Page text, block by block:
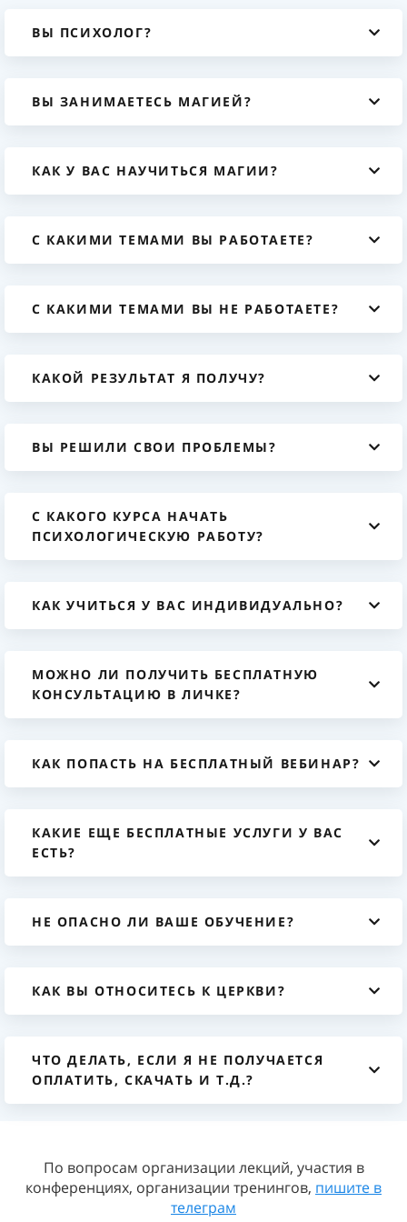
ВЫ ПСИХОЛОГ?
ВЫ ЗАНИМАЕТЕСЬ МАГИЕЙ?
КАК У ВАС НАУЧИТЬСЯ МАГИИ?
С КАКИМИ ТЕМАМИ ВЫ РАБОТАЕТЕ?
С КАКИМИ ТЕМАМИ ВЫ НЕ РАБОТАЕТЕ?
КАКОЙ РЕЗУЛЬТАТ Я ПОЛУЧУ?
ВЫ РЕШИЛИ СВОИ ПРОБЛЕМЫ?
С КАКОГО КУРСА НАЧАТЬ
ПСИХОЛОГИЧЕСКУЮ РАБОТУ?
КАК УЧИТЬСЯ У ВАС ИНДИВИДУАЛЬНО?
МОЖНО ЛИ ПОЛУЧИТЬ БЕСПЛАТНУЮ
КОНСУЛЬТАЦИЮ В ЛИЧКЕ?
КАК ПОПАСТЬ НА БЕСПЛАТНЫЙ ВЕБИНАР?
КАКИЕ ЕЩЕ БЕСПЛАТНЫЕ УСЛУГИ У ВАС
ЕСТЬ?
НЕ ОПАСНО ЛИ ВАШЕ ОБУЧЕНИЕ?
КАК ВЫ ОТНОСИТЕСЬ К ЦЕРКВИ?
ЧТО ДЕЛАТЬ, ЕСЛИ Я НЕ ПОЛУЧАЕТСЯ
ОПЛАТИТЬ, СКАЧАТЬ И Т.Д.?
По вопросам организации лекций, участия в
конференциях, организации тренингов, пишите в
телеграм